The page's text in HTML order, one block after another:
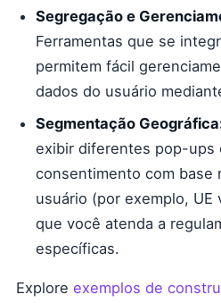
Segregação e
Ferramentas que se
permitem fácil
dados do usuário
Segmentação
exibir diferentes pop-ups
consentimento com base
usuário (por exemplo, UE
que você atenda a
específicas.
Explore exemplos de